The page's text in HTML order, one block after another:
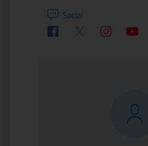
Social
FacebookTwitter InstagramYoutube